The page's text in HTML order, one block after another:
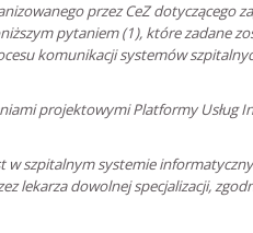
przez CeZ dotyczącego
pytaniem (1), które zadane
komunikacji systemów
projektowymi Platformy Usług
szpitalnym systemie
lekarza dowolnej specjalizacji,